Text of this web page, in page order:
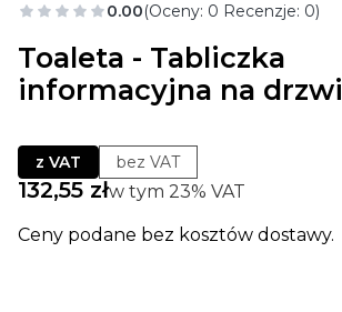
0.00(Oceny: 0 Recenzje: 0)
Toaleta - Tabliczka
informacyjna na drzwi
z VAT bez VAT
Cena
132,55 złw tym 23% VAT
w tym 23% VAT
Ceny podane bez kosztów dostawy.